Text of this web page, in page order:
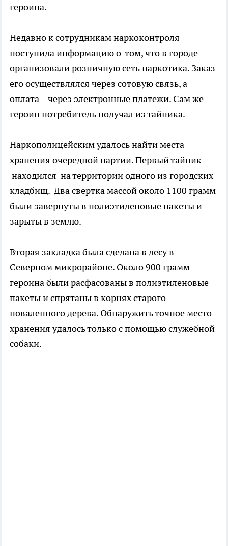
героина.
Недавно к сотрудникам наркоконтроля
поступила информацию о том, что в городе
организовали розничную сеть наркотика. Заказ
его осуществлялся через сотовую связь, а
оплата – через электронные платежи. Сам же
героин потребитель получал из тайника.
Наркополицейским удалось найти места
хранения очередной партии. Первый тайник
находился на территории одного из городских
кладбищ. Два свертка массой около 1100 грамм
были завернуты в полиэтиленовые пакеты и
зарыты в землю.
Вторая закладка была сделана в лесу в
Северном микрорайоне. Около 900 грамм
героина были расфасованы в полиэтиленовые
пакеты и спрятаны в корнях старого
поваленного дерева. Обнаружить точное место
хранения удалось только с помощью служебной
собаки.